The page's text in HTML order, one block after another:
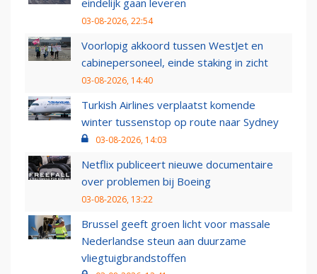
eindelijk gaan leveren
03-08-2026, 22:54
Voorlopig akkoord tussen WestJet en
cabinepersoneel, einde staking in zicht
03-08-2026, 14:40
Turkish Airlines verplaatst komende
winter tussenstop op route naar Sydney
03-08-2026, 14:03
Netflix publiceert nieuwe documentaire
over problemen bij Boeing
03-08-2026, 13:22
Brussel geeft groen licht voor massale
Nederlandse steun aan duurzame
vliegtuigbrandstoffen